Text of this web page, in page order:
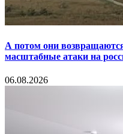
А потом они
масштабные атаки на
06.08.2026